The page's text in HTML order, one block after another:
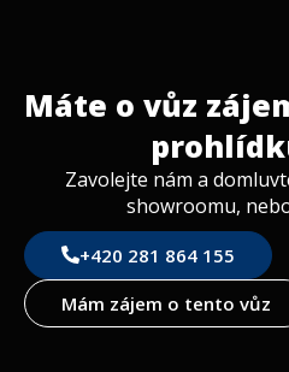
Bezpečnostní podvozek
Stabilizační podpěry
Výklopné okno vzadu
Plechové boční stěny – bílé
Dvojitá tónovaná výklopná
moskytiéry
Střešní okno 40 × 40 cm
Moskytiéra ve vstupních
Úložný box 167,5 × 88,5 cm
Máte o vůz
Zavolejte nám a
showroomu,
+420 281 864 155
Mám zájem o tento vůz